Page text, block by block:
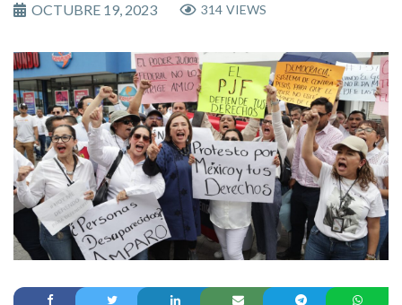
OCTUBRE 19, 2023
314 VIEWS